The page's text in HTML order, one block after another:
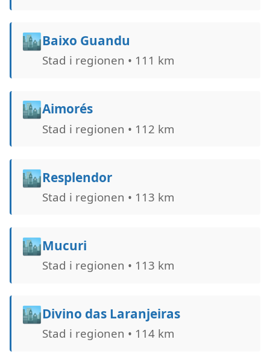
🏙️Baixo Guandu
Stad i regionen • 111 km
🏙️Aimorés
Stad i regionen • 112 km
🏙️Resplendor
Stad i regionen • 113 km
🏙️Mucuri
Stad i regionen • 113 km
🏙️Divino das Laranjeiras
Stad i regionen • 114 km